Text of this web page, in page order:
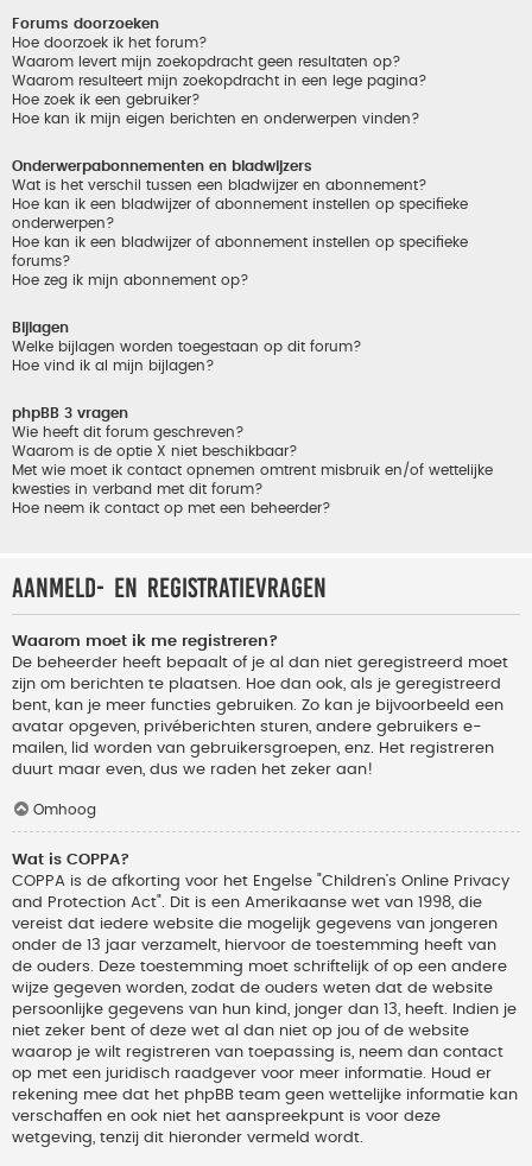
Forums doorzoeken
Hoe doorzoek ik het forum?
Waarom levert mijn zoekopdracht geen resultaten op?
Waarom resulteert mijn zoekopdracht in een lege pagina?
Hoe zoek ik een gebruiker?
Hoe kan ik mijn eigen berichten en onderwerpen vinden?
Onderwerpabonnementen en bladwijzers
Wat is het verschil tussen een bladwijzer en abonnement?
Hoe kan ik een bladwijzer of abonnement instellen op specifieke
onderwerpen?
Hoe kan ik een bladwijzer of abonnement instellen op specifieke
forums?
Hoe zeg ik mijn abonnement op?
Bijlagen
Welke bijlagen worden toegestaan op dit forum?
Hoe vind ik al mijn bijlagen?
phpBB 3 vragen
Wie heeft dit forum geschreven?
Waarom is de optie X niet beschikbaar?
Met wie moet ik contact opnemen omtrent misbruik en/of wettelijke
kwesties in verband met dit forum?
Hoe neem ik contact op met een beheerder?
Aanmeld- en registratievragen
Waarom moet ik me registreren?
De beheerder heeft bepaalt of je al dan niet geregistreerd moet
zijn om berichten te plaatsen. Hoe dan ook, als je geregistreerd
bent, kan je meer functies gebruiken. Zo kan je bijvoorbeeld een
avatar opgeven, privéberichten sturen, andere gebruikers e-
mailen, lid worden van gebruikersgroepen, enz. Het registreren
duurt maar even, dus we raden het zeker aan!
Omhoog
Wat is COPPA?
COPPA is de afkorting voor het Engelse "Children’s Online Privacy
and Protection Act". Dit is een Amerikaanse wet van 1998, die
vereist dat iedere website die mogelijk gegevens van jongeren
onder de 13 jaar verzamelt, hiervoor de toestemming heeft van
de ouders. Deze toestemming moet schriftelijk of op een andere
wijze gegeven worden, zodat de ouders weten dat de website
persoonlijke gegevens van hun kind, jonger dan 13, heeft. Indien je
niet zeker bent of deze wet al dan niet op jou of de website
waarop je wilt registreren van toepassing is, neem dan contact
op met een juridisch raadgever voor meer informatie. Houd er
rekening mee dat het phpBB team geen wettelijke informatie kan
verschaffen en ook niet het aanspreekpunt is voor deze
wetgeving, tenzij dit hieronder vermeld wordt.